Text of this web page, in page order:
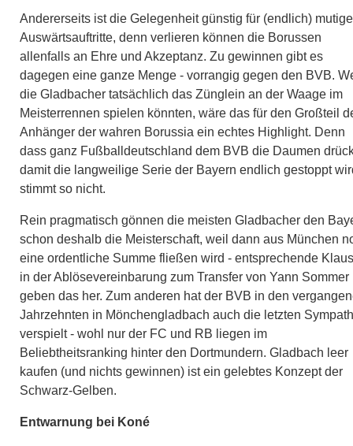
Andererseits ist die Gelegenheit günstig für (endlich) mutige
Auswärtsauftritte, denn verlieren können die Borussen
allenfalls an Ehre und Akzeptanz. Zu gewinnen gibt es
dagegen eine ganze Menge - vorrangig gegen den BVB.
die Gladbacher tatsächlich das Zünglein an der Waage im
Meisterrennen spielen könnten, wäre das für den Großteil
Anhänger der wahren Borussia ein echtes Highlight. Denn
dass ganz Fußballdeutschland dem BVB die Daumen
damit die langweilige Serie der Bayern endlich gestoppt
stimmt so nicht.
Rein pragmatisch gönnen die meisten Gladbacher den
schon deshalb die Meisterschaft, weil dann aus München
eine ordentliche Summe fließen wird - entsprechende
in der Ablösevereinbarung zum Transfer von Yann Sommer
geben das her. Zum anderen hat der BVB in den
Jahrzehnten in Mönchengladbach auch die letzten
verspielt - wohl nur der FC und RB liegen im
Beliebtheitsranking hinter den Dortmundern. Gladbach leer
kaufen (und nichts gewinnen) ist ein gelebtes Konzept der
Schwarz-Gelben.
Entwarnung bei Koné